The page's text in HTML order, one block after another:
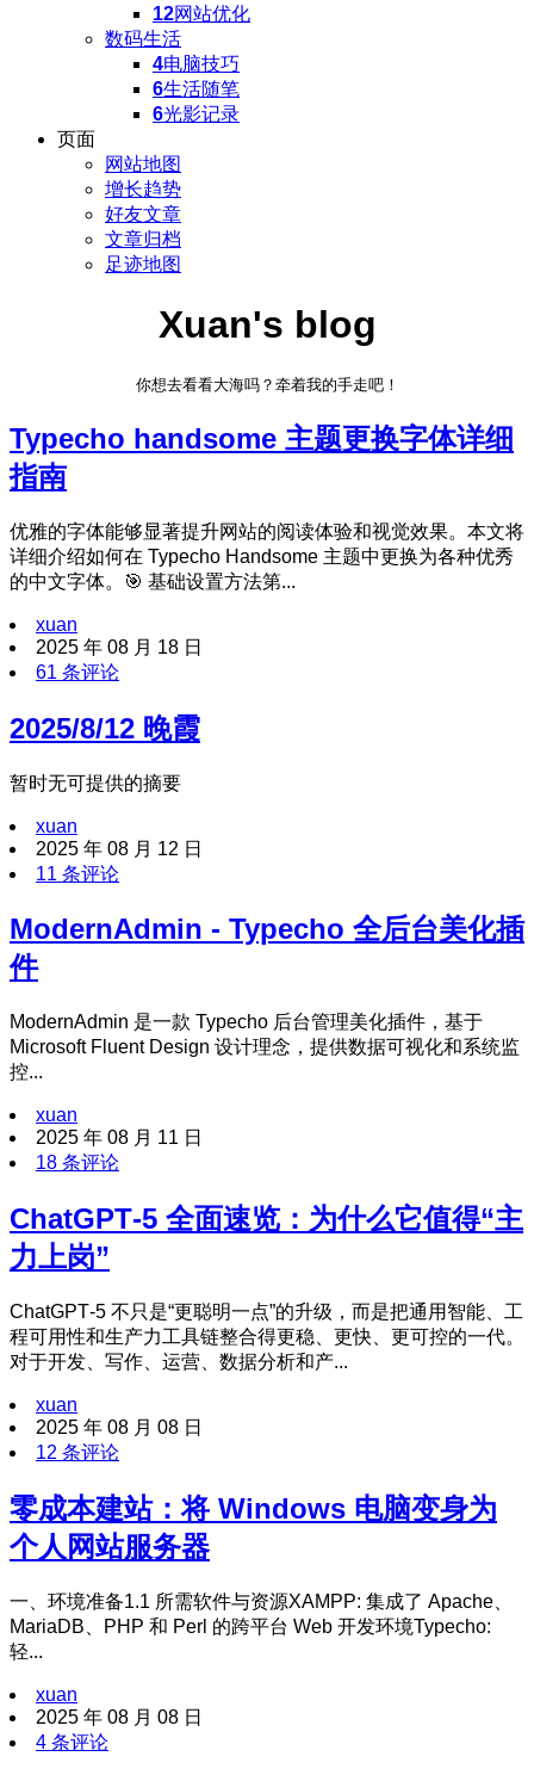
12网站优化
数码生活
4电脑技巧
6生活随笔
6光影记录
页面
网站地图
增长趋势
好友文章
文章归档
足迹地图
Xuan's blog
你想去看看大海吗？牵着我的手走吧！
Typecho handsome 主题更换字体详细
指南
优雅的字体能够显著提升网站的阅读体验和视觉效果。本文将
详细介绍如何在 Typecho Handsome 主题中更换为各种优秀
的中文字体。🎯 基础设置方法第...
xuan
2025 年 08 月 18 日
61 条评论
2025/8/12 晚霞
暂时无可提供的摘要
xuan
2025 年 08 月 12 日
11 条评论
ModernAdmin - Typecho 全后台美化插
件
ModernAdmin 是一款 Typecho 后台管理美化插件，基于
Microsoft Fluent Design 设计理念，提供数据可视化和系统监
控...
xuan
2025 年 08 月 11 日
18 条评论
ChatGPT‑5 全面速览：为什么它值得“主
力上岗”
ChatGPT‑5 不只是“更聪明一点”的升级，而是把通用智能、工
程可用性和生产力工具链整合得更稳、更快、更可控的一代。
对于开发、写作、运营、数据分析和产...
xuan
2025 年 08 月 08 日
12 条评论
零成本建站：将 Windows 电脑变身为
个人网站服务器
一、环境准备1.1 所需软件与资源XAMPP: 集成了 Apache、
MariaDB、PHP 和 Perl 的跨平台 Web 开发环境Typecho:
轻...
xuan
2025 年 08 月 08 日
4 条评论